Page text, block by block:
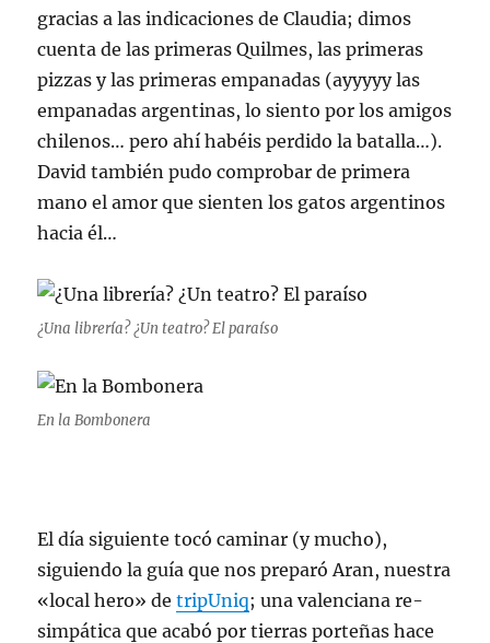
gracias a las indicaciones de Claudia; dimos
cuenta de las primeras Quilmes, las primeras
pizzas y las primeras empanadas (ayyyyy las
empanadas argentinas, lo siento por los amigos
chilenos… pero ahí habéis perdido la batalla…).
David también pudo comprobar de primera
mano el amor que sienten los gatos argentinos
hacia él…
¿Una librería? ¿Un teatro? El paraíso
En la Bombonera
El día siguiente tocó caminar (y mucho),
siguiendo la guía que nos preparó Aran, nuestra
«local hero» detripUniq; una valenciana re-
simpática que acabó por tierras porteñas hace